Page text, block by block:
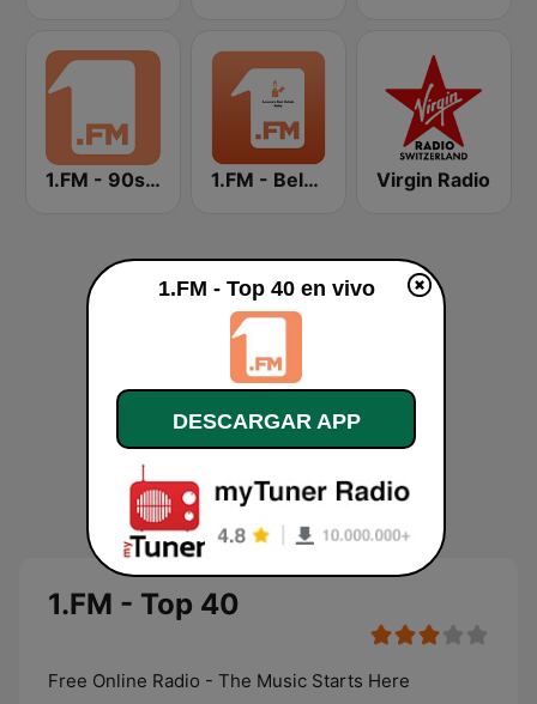
1.FM - 90s RnB 1.FM - Beloved Ballads Virgin Radio
1.FM - Top 40
Free Online Radio - The Music Starts Here
1.FM - Top 40 en vivo
DESCARGAR APP